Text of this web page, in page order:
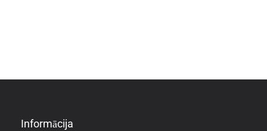
Informācija